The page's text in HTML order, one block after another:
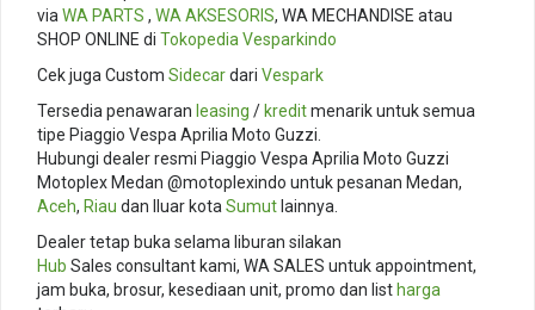
viaWA PARTS , WA AKSESORIS, WA MECHANDISE atau
SHOP ONLINE di TokopediaVesparkindo
Cek juga Custom Sidecardari Vespark
Tersedia penawaran leasing / kreditmenarik untuk semua
tipe Piaggio Vespa Aprilia Moto Guzzi.
Hubungi dealer resmi Piaggio Vespa Aprilia Moto Guzzi
Motoplex Medan @motoplexindo untuk pesanan Medan,
Aceh, Riau dan lluar kotaSumut lainnya.
Dealer tetap buka selama liburan silakan
Hub Sales consultant kami, WA SALES untuk appointment,
jam buka, brosur, kesediaan unit, promo dan list harga